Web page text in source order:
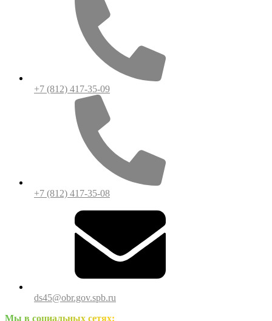
+7 (812) 417-35-09
+7 (812) 417-35-08
ds45@obr.gov.spb.ru
Мы в социальных сетях: